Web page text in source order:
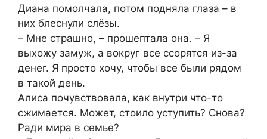
Диана помолчала, потом подняла глаза – в
них блеснули слёзы.
– Мне страшно, – прошептала она. – Я
выхожу замуж, а вокруг все ссорятся из-за
денег. Я просто хочу, чтобы все были рядом
в такой день.
Алиса почувствовала, как внутри что-то
сжимается. Может, стоило уступить? Снова?
Ради мира в семье?